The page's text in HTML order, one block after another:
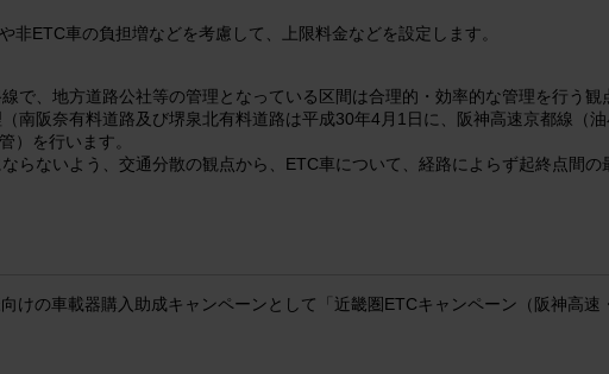
ETC車の負担増などを考慮して、上限料金などを設定します。
で、地方道路公社等の管理となっている区間は合理的・効率的な管理を行う観
南阪奈有料道路及び堺泉北有料道路は平成30年4月1日に、阪神高速京都線（油
）を行います。
らないよう、交通分散の観点から、ETC車について、経路によらず起終点間の
けの車載器購入助成キャンペーンとして「近畿圏ETCキャンペーン（阪神高速・